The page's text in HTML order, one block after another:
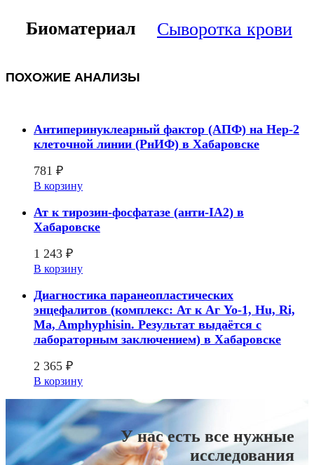
Биоматериал Сыворотка крови
ПОХОЖИЕ АНАЛИЗЫ
Антиперинуклеарный фактор (АПФ) на Hep-2
клеточной линии (РнИФ) в Хабаровске
781 ₽
В корзину
Ат к тирозин-фосфатазе (анти-IA2) в
Хабаровске
1 243 ₽
В корзину
Диагностика паранеопластических
энцефалитов (комплекс: Ат к Аг Yo-1, Hu, Ri,
Ma, Amphyphisin. Результат выдаётся с
лабораторным заключением) в Хабаровске
2 365 ₽
В корзину
У нас есть все нужные
исследования